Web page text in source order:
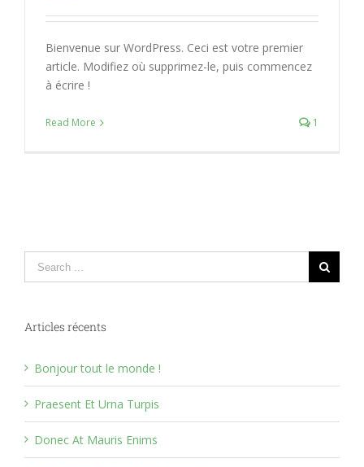
Bienvenue sur WordPress. Ceci est votre premier
article. Modifiez où supprimez-le, puis commencez
à écrire !
Read More 1
Search
for:
Articles récents
Bonjour tout le monde !
Praesent Et Urna Turpis
Donec At Mauris Enims